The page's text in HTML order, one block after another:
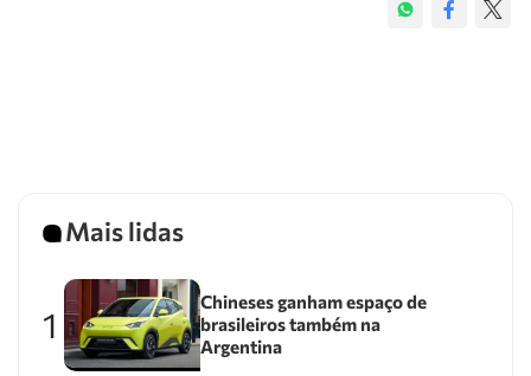
Mais lidas
1
Chineses ganham espaço de
brasileiros também na
Argentina